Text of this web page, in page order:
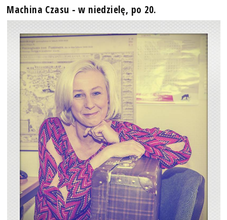
Machina Czasu - w niedzielę, po 20.